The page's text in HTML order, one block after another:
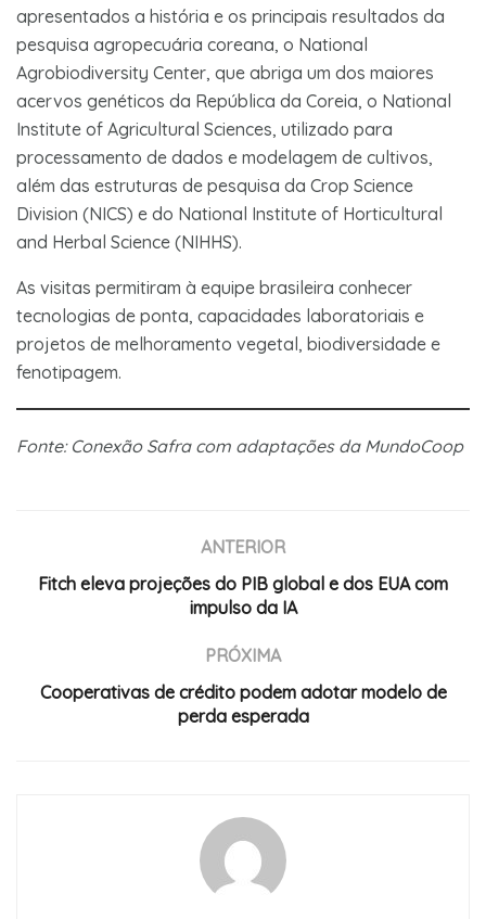
apresentados a história e os principais resultados da
pesquisa agropecuária coreana, o National
Agrobiodiversity Center, que abriga um dos maiores
acervos genéticos da República da Coreia, o National
Institute of Agricultural Sciences, utilizado para
processamento de dados e modelagem de cultivos,
além das estruturas de pesquisa da Crop Science
Division (NICS) e do National Institute of Horticultural
and Herbal Science (NIHHS).
As visitas permitiram à equipe brasileira conhecer
tecnologias de ponta, capacidades laboratoriais e
projetos de melhoramento vegetal, biodiversidade e
fenotipagem.
Fonte: Conexão Safra com adaptações da MundoCoop
ANTERIOR
Fitch eleva projeções do PIB global e dos EUA com
impulso da IA
PRÓXIMA
Cooperativas de crédito podem adotar modelo de
perda esperada